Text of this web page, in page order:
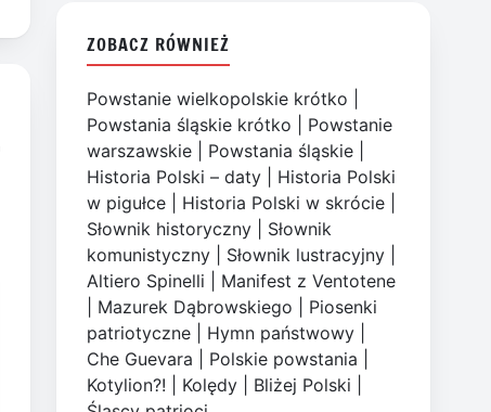
ZOBACZ RÓWNIEŻ
Powstanie wielkopolskie krótko
Powstania śląskie krótko
Powstanie
warszawskie
Powstania śląskie
Historia Polski – daty
Historia Polski
w pigułce
Historia Polski w skrócie
Słownik historyczny
Słownik
komunistyczny
Słownik lustracyjny
Altiero Spinelli
Manifest z Ventotene
Mazurek Dąbrowskiego
Piosenki
patriotyczne
Hymn państwowy
Che Guevara
Polskie powstania
Kotylion?!
Kolędy Bliżej Polski